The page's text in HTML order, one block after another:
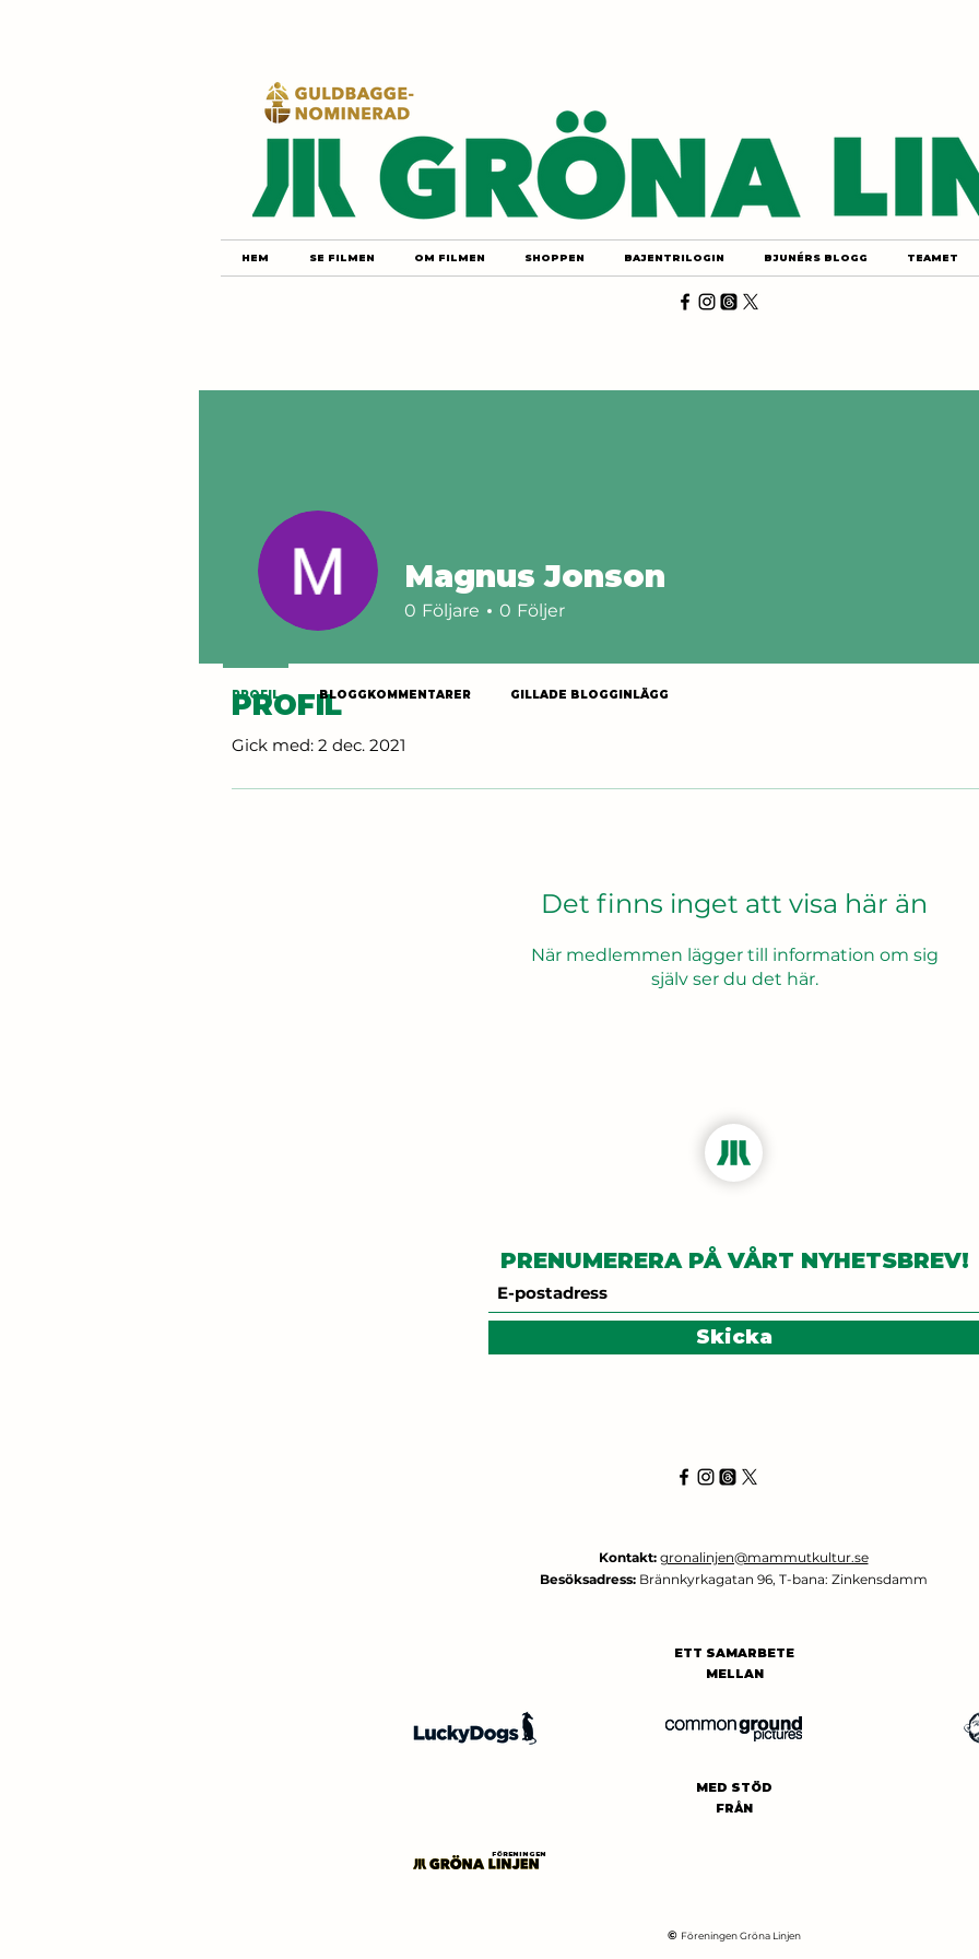
HEM SE FILMEN OM FILMEN SHOPPEN BAJENTRILOGIN BJUNÉRS BLOGG TEAMET
PROFIL
GILLADE BLOGGINLÄGG
PROFIL
Gick med: 2 dec. 2021
Det finns inget att visa här än
När medlemmen lägger till information om sig
själv ser du det här.
Magnus Jonson
0 Följare 0 Följer
PROFIL BLOGGKOMMENTARER GILLADE BLOGGINLÄGG
PRENUMERERA PÅ VÅRT NYHETSBREV!
Skicka
Kontakt: gronalinjen@mammutkultur.se
Besöksadress: Brännkyrkagatan 96, T-bana: Zinkensdamm
ETT SAMARBETE
MELLAN
MED STÖD
FRÅN
FÖRENINGEN
© Föreningen Gröna Linjen